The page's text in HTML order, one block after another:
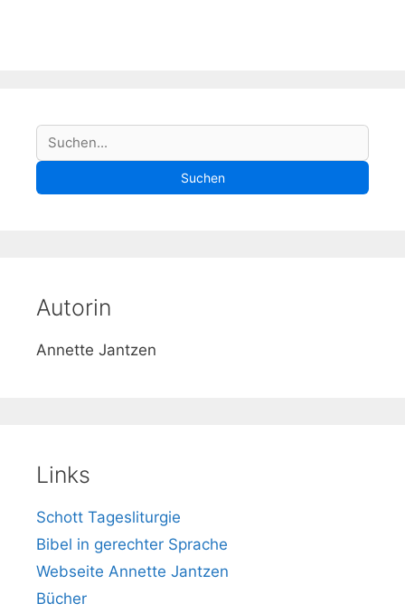
S
u
c
Suchen
Suchen
Autorin
Annette Jantzen
Links
Schott Tagesliturgie
Bibel in gerechter Sprache
Webseite Annette Jantzen
Bücher